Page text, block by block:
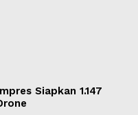
Siapkan 1.147